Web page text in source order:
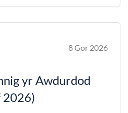
8 Gor 2026
yr Awdurdod
2026)